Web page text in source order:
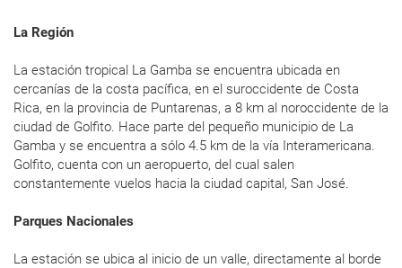
La Región
La estación tropical La Gamba se encuentra ubicada en
cercanías de la costa pacífica, en el suroccidente de Costa
Rica, en la provincia de Puntarenas, a 8 km al noroccidente de la
ciudad de Golfito. Hace parte del pequeño municipio de La
Gamba y se encuentra a sólo 4.5 km de la vía Interamericana.
Golfito, cuenta con un aeropuerto, del cual salen
constantemente vuelos hacia la ciudad capital, San José.
Parques Nacionales
La estación se ubica al inicio de un valle, directamente al borde